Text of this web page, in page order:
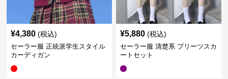
¥4,380 (税込)
セーラー服 正統派学生スタイル
カーディガン
¥5,880 (税込)
セーラー服 清楚系 プリーツスカ
ートセット